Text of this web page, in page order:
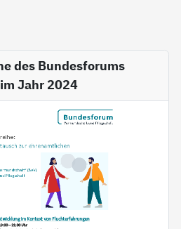
des Bundesforums
Jahr 2024